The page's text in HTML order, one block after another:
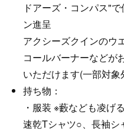
ドアーズ・コンパス"
ン進呈
アクシーズクインのウ
コールバーナーなどが
いただけます(一部対象
持ち物：
・服装 ※藪なども凌げ
速乾Tシャツ○、長袖シ